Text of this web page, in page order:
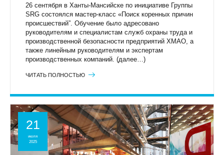
26 сентября в Ханты-Мансийске по инициативе Группы
SRG состоялся мастер-класс «Поиск коренных причин
происшествий”. Обучение было адресовано
руководителям и специалистам служб охраны труда и
производственной безопасности предприятий ХМАО, а
также линейным руководителям и экспертам
производственных компаний. (далее…)
ЧИТАТЬ ПОЛНОСТЬЮ
21
июля
2025